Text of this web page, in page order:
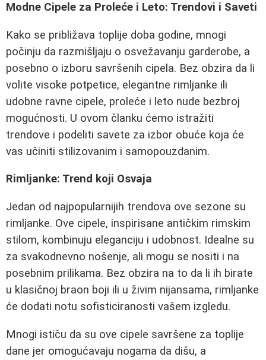
Modne Cipele za Proleće i Leto: Trendovi i Saveti
Kako se približava toplije doba godine, mnogi
počinju da razmišljaju o osvežavanju garderobe, a
posebno o izboru savršenih cipela. Bez obzira da li
volite visoke potpetice, elegantne rimljanke ili
udobne ravne cipele, proleće i leto nude bezbroj
mogućnosti. U ovom članku ćemo istražiti
trendove i podeliti savete za izbor obuće koja će
vas učiniti stilizovanim i samopouzdanim.
Rimljanke: Trend koji Osvaja
Jedan od najpopularnijih trendova ove sezone su
rimljanke. Ove cipele, inspirisane antičkim rimskim
stilom, kombinuju eleganciju i udobnost. Idealne su
za svakodnevno nošenje, ali mogu se nositi i na
posebnim prilikama. Bez obzira na to da li ih birate
u klasičnoj braon boji ili u živim nijansama, rimljanke
će dodati notu sofisticiranosti vašem izgledu.
Mnogi ističu da su ove cipele savršene za toplije
dane jer omogućavaju nogama da dišu, a